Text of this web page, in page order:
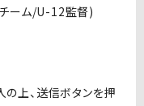
ーム/U-12監督)
上、送信ボタンを押